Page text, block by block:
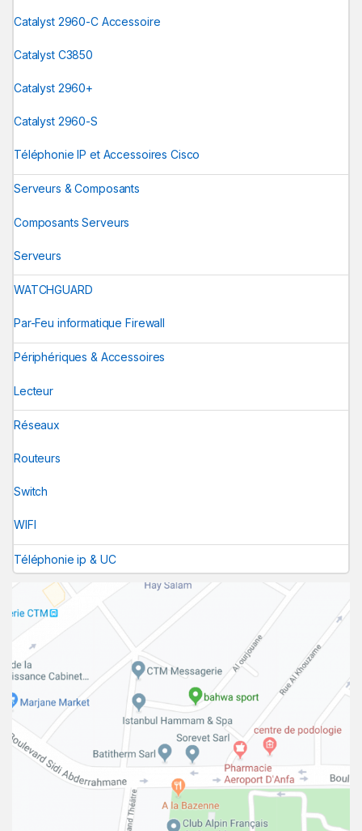
Catalyst 2960-C Accessoire
Catalyst C3850
Catalyst 2960+
Catalyst 2960-S
Téléphonie IP et Accessoires Cisco
Serveurs & Composants
Composants Serveurs
Serveurs
WATCHGUARD
Par-Feu informatique Firewall
Périphériques & Accessoires
Lecteur
Réseaux
Routeurs
Switch
WIFI
Téléphonie ip & UC